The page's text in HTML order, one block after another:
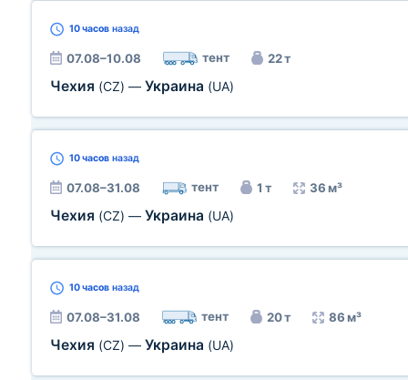
10 часов назад
07.08–10.08 тент 22 т
Чехия (CZ) — Украина (UA)
10 часов назад
07.08–31.08 тент 1 т 36 м³
Чехия (CZ) — Украина (UA)
10 часов назад
07.08–31.08 тент 20 т 86 м³
Чехия (CZ) — Украина (UA)